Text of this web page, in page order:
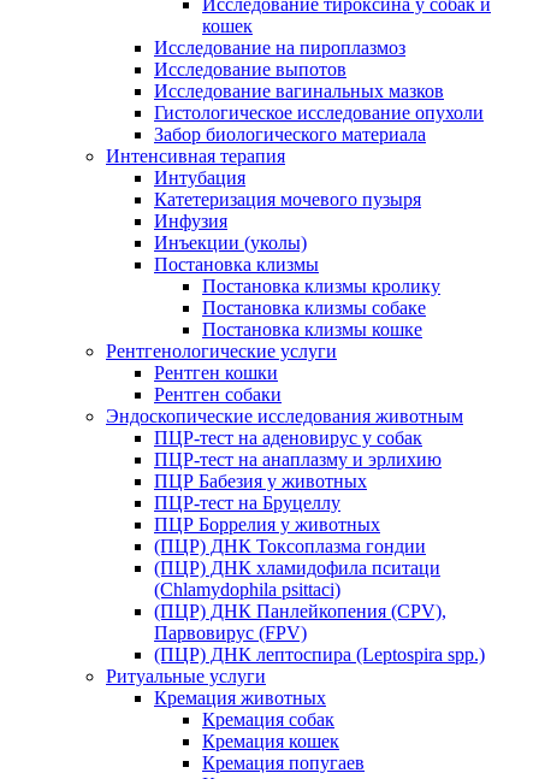
Исследование тироксина у собак и
кошек
Исследование на пироплазмоз
Исследование выпотов
Исследование вагинальных мазков
Гистологическое исследование опухоли
Забор биологического материала
Интенсивная терапия
Интубация
Катетеризация мочевого пузыря
Инфузия
Инъекции (уколы)
Постановка клизмы
Постановка клизмы кролику
Постановка клизмы собаке
Постановка клизмы кошке
Рентгенологические услуги
Рентген кошки
Рентген собаки
Эндоскопические исследования животным
ПЦР-тест на аденовирус у собак
ПЦР-тест на анаплазму и эрлихию
ПЦР Бабезия у животных
ПЦР-тест на Бруцеллу
ПЦР Боррелия у животных
(ПЦР) ДНК Токсоплазма гондии
(ПЦР) ДНК хламидофила пситаци
(Chlamydophila psittaci)
(ПЦР) ДНК Панлейкопения (CPV),
Парвовирус (FPV)
(ПЦР) ДНК лептоспира (Leptospira spp.)
Ритуальные услуги
Кремация животных
Кремация собак
Кремация кошек
Кремация попугаев